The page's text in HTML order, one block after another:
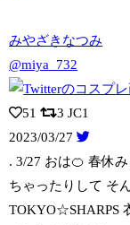
みやざきなつみ
@miya_732
51 3 JC1
2023/03/27
. 3/27 おは🍊 春休
ちゃったりして そ
TOKYO☆SHARPS